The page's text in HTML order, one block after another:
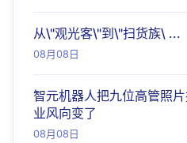
从\"观光客\"到\"扫货族\ ...
08月08日
智元机器人把九位高管照
业风向变了
08月08日